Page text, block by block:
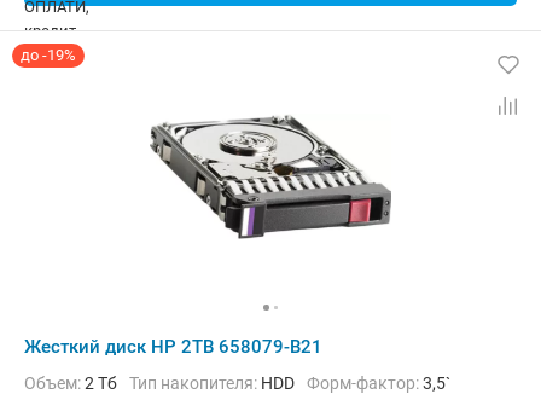
до -19%
Жесткий диск HP 2TB 658079-B21
Объем:2 Тб Тип накопителя: HDD Форм-фактор:3,5`